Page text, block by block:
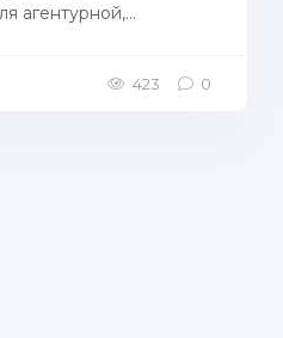
агентурной,...
423 0